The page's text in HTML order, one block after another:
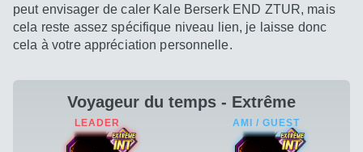
peut envisager de caler Kale Berserk END ZTUR, mais
cela reste assez spécifique niveau lien, je laisse donc
cela à votre appréciation personnelle.
Voyageur du temps - Extrême